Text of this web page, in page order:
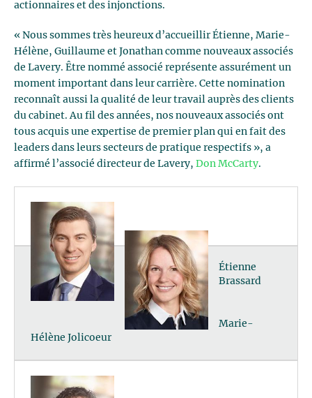
actionnaires et des injonctions.
« Nous sommes très heureux d’accueillir Étienne, Marie-
Hélène, Guillaume et Jonathan comme nouveaux associés
de Lavery. Être nommé associé représente assurément un
moment important dans leur carrière. Cette nomination
reconnaît aussi la qualité de leur travail auprès des clients
du cabinet. Au fil des années, nos nouveaux associés ont
tous acquis une expertise de premier plan qui en fait des
leaders dans leurs secteurs de pratique respectifs », a
affirmé l’associé directeur de Lavery, Don McCarty.
Étienne
Brassard
Marie-
Hélène Jolicoeur